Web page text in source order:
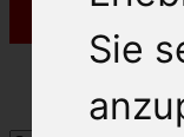
Sie